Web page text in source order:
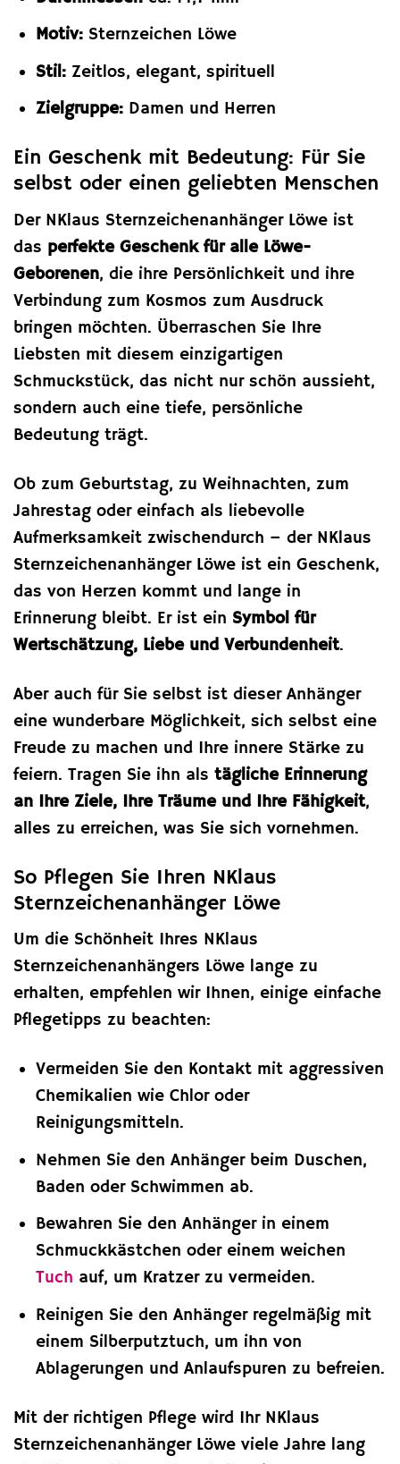
Motiv:Sternzeichen Löwe
Stil:Zeitlos, elegant, spirituell
Zielgruppe:Damen und Herren
Ein Geschenk mit Bedeutung: Für Sie
selbst oder einen geliebten Menschen
Der NKlaus Sternzeichenanhänger Löwe ist
das perfekte Geschenk für alle Löwe-
Geborenen, die ihre Persönlichkeit und ihre
Verbindung zum Kosmos zum Ausdruck
bringen möchten. Überraschen Sie Ihre
Liebsten mit diesem einzigartigen
Schmuckstück, das nicht nur schön aussieht,
sondern auch eine tiefe, persönliche
Bedeutung trägt.
Ob zum Geburtstag, zu Weihnachten, zum
Jahrestag oder einfach als liebevolle
Aufmerksamkeit zwischendurch – der NKlaus
Sternzeichenanhänger Löwe ist ein Geschenk,
das von Herzen kommt und lange in
Erinnerung bleibt. Er ist ein Symbol für
Wertschätzung, Liebe und Verbundenheit.
Aber auch für Sie selbst ist dieser Anhänger
eine wunderbare Möglichkeit, sich selbst eine
Freude zu machen und Ihre innere Stärke zu
feiern. Tragen Sie ihn als tägliche Erinnerung
an Ihre Ziele, Ihre Träume und Ihre Fähigkeit,
alles zu erreichen, was Sie sich vornehmen.
So Pflegen Sie Ihren NKlaus
Sternzeichenanhänger Löwe
Um die Schönheit Ihres NKlaus
Sternzeichenanhängers Löwe lange zu
erhalten, empfehlen wir Ihnen, einige einfache
Pflegetipps zu beachten:
Vermeiden Sie den Kontakt mit aggressiven
Chemikalien wie Chlor oder
Reinigungsmitteln.
Nehmen Sie den Anhänger beim Duschen,
Baden oder Schwimmen ab.
Bewahren Sie den Anhänger in einem
Schmuckkästchen oder einem weichen
Tuch auf, um Kratzer zu vermeiden.
Reinigen Sie den Anhänger regelmäßig mit
einem Silberputztuch, um ihn von
Ablagerungen und Anlaufspuren zu befreien.
Mit der richtigen Pflege wird Ihr NKlaus
Sternzeichenanhänger Löwe viele Jahre lang